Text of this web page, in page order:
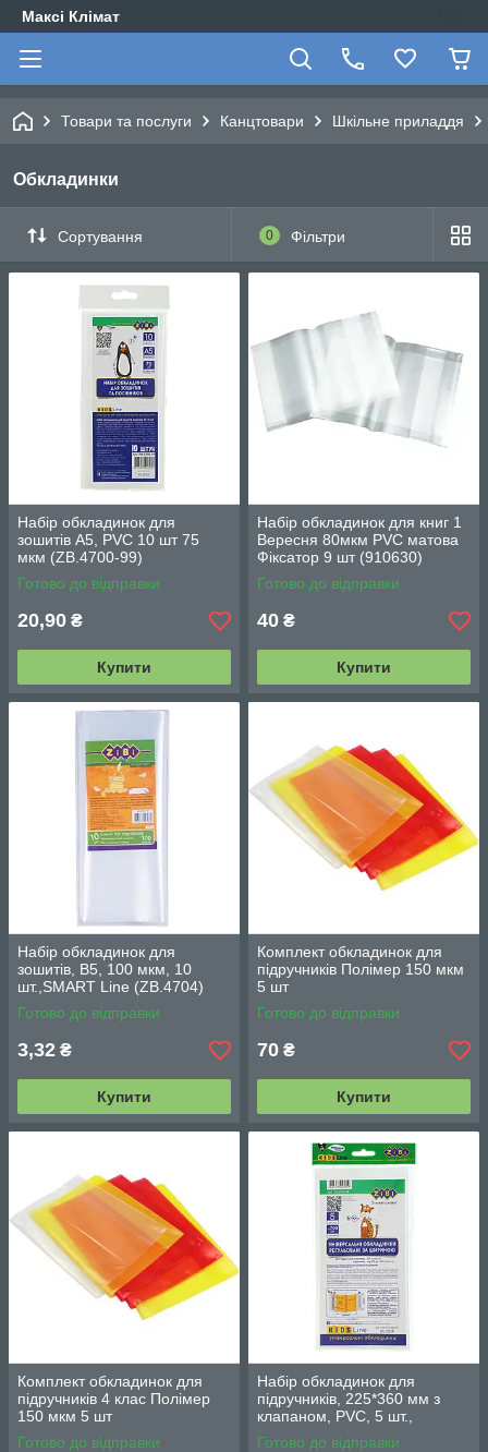
Максі Клімат
Товари та послуги Канцтовари Шкільне приладдя
Обкладинки
Сортування 0 Фільтри
Набір обкладинок для
зошитів А5, PVC 10 шт 75
мкм (ZB.4700-99)
Готово до відправки
20,90 ₴
Купити
Набір обкладинок для книг 1
Вересня 80мкм PVC матова
Фіксатор 9 шт (910630)
Готово до відправки
40 ₴
Купити
Набір обкладинок для
зошитів, B5, 100 мкм, 10
шт.,SMART Line (ZB.4704)
Готово до відправки
3,32 ₴
Купити
Комплект обкладинок для
підручників Полімер 150 мкм
5 шт
Готово до відправки
70 ₴
Купити
Комплект обкладинок для
підручників 4 клас Полімер
150 мкм 5 шт
Готово до відправки
Набір обкладинок для
підручників, 225*360 мм з
клапаном, PVC, 5 шт.,
(ZB.4720-99)
Готово до відправки